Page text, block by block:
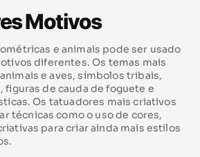
Motivos
e animais pode ser usado
diferentes. Os temas mais
e aves, símbolos tribais,
figuras de cauda de foguete e
Os tatuadores mais criativos
técnicas como o uso de cores,
para criar ainda mais estilos